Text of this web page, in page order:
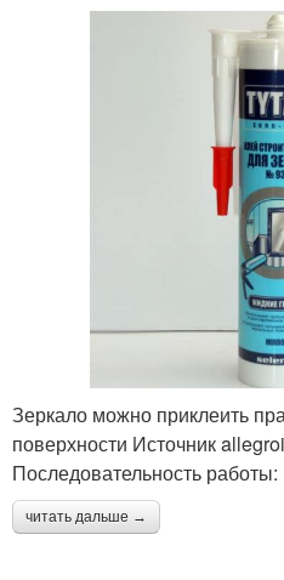
Зеркало можно приклеить
поверхности Источник
Последовательность работы:
читать дальше →